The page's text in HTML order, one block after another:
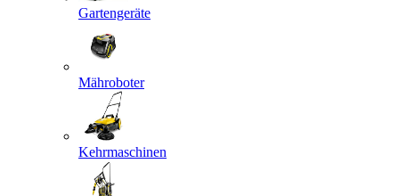
Gartengeräte
Mähroboter
Kehrmaschinen